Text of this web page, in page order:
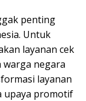
penting
Untuk
layanan cek
warga negara
layanan
upaya promotif